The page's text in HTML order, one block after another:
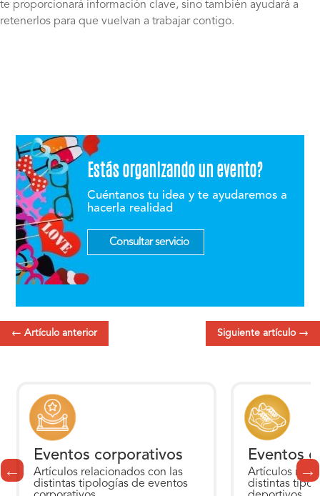
te proporcionará información clave, sino también ayudará a
retenerlos para que vuelvan a trabajar contigo.
Estás organizando un evento?
Cuéntanos tu idea y te ayudaremos a
hacerla realidad
Consultar servicio
← Artículo anterior Siguiente artículo→
Eventos corporativos
Artículos relacionados con las
distintas tipologías de eventos
Eventos
Artículos
distintas